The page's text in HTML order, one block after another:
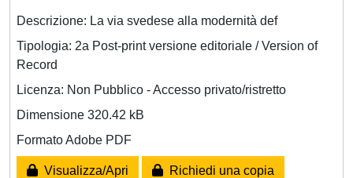
Descrizione: La via svedese alla modernità def
Tipologia: 2a Post-print versione editoriale / Version of
Record
Licenza: Non Pubblico - Accesso privato/ristretto
Dimensione 320.42 kB
Formato Adobe PDF
Visualizza/Apri Richiedi una copia